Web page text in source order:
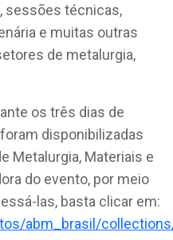
sessões técnicas,
e muitas outras
de metalurgia,
os três dias de
disponibilizadas
Metalurgia, Materiais e
do evento, por meio
las, basta clicar em:
abm_brasil/